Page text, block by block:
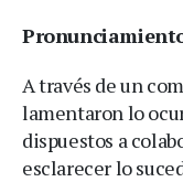
A través de un
lamentaron lo
dispuestos a
esclarecer lo